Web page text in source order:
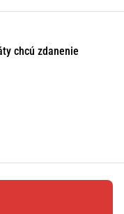
chcú zdanenie